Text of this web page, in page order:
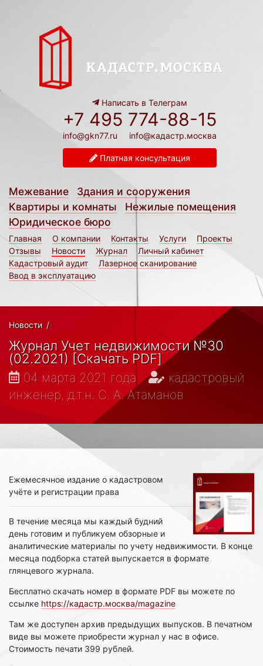
Написать в Телеграм
+7 495 774-88-15
info@gkn77.ru info@кадастр.москва
Платная консультация
Межевание
Здания и сооружения
Квартиры и комнаты
Нежилые помещения
Юридическое бюро
Главная О компании Контакты Услуги
Проекты
Отзывы
Новости Журнал
Личный кабинет
Кадастровый аудит
Лазерное сканирование
Ввод в эксплуатацию
Новости /
Журнал Учет недвижимости №30
(02.2021) [Скачать PDF]
04 марта 2021 года
кадастровый
инженер, д.т.н. С. А. Атаманов
Ежемесячное издание о кадастровом
учёте и регистрации права
В течение месяца мы каждый будний
день готовим и публикуем обзорные и
аналитические материалы по учету недвижимости. В конце
месяца подборка статей выпускается в формате
глянцевого журнала.
Бесплатно скачать номер в формате PDF вы можете по
ссылке https://кадастр.москва/magazine
Там же доступен архив предыдущих выпусков. В печатном
виде вы можете приобрести журнал у нас в офисе.
Стоимость печати 399 рублей.